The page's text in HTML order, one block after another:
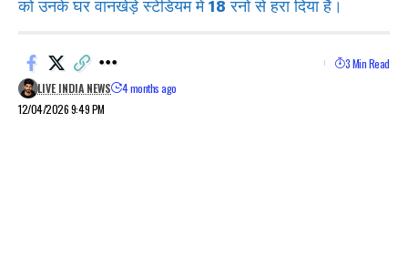
को उनके घर वानखेड़े स्टेडियम में 18 रनों से हरा दिया है।
12/04/2026 9:49 PM
LIVE INDIA NEWS 4 months ago
3 Min Read